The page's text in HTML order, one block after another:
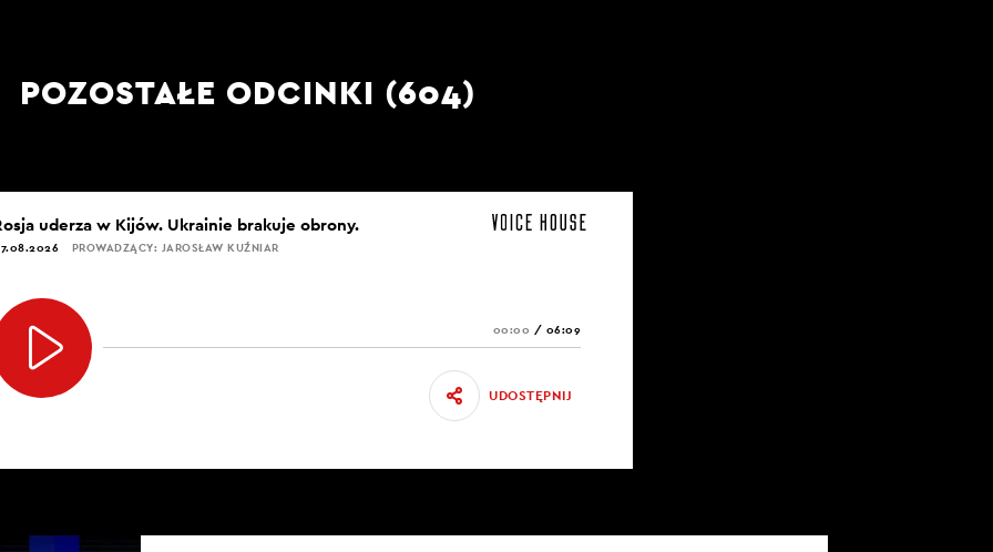
POZOSTAŁE ODCINKI (604)
uderza w Kijów. Ukrainie brakuje obrony.
PROWADZĄCY: JAROSŁAW KUŹNIAR
00:00 / 06:09
UDOSTĘPNIJ